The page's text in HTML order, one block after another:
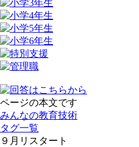
ページの本文です
みんなの教育技術
タグ一覧
９月リスタート